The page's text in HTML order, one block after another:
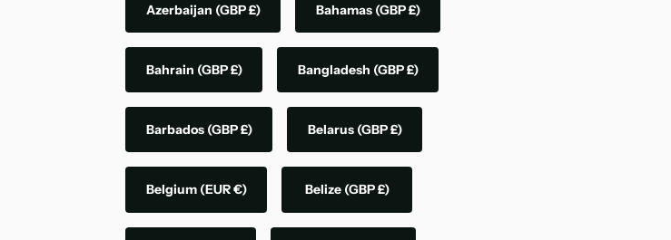
Azerbaijan (GBP £) Bahamas (GBP £)
Bahrain (GBP £) Bangladesh (GBP £)
Barbados (GBP £) Belarus (GBP £)
Belgium (EUR €) Belize (GBP £)